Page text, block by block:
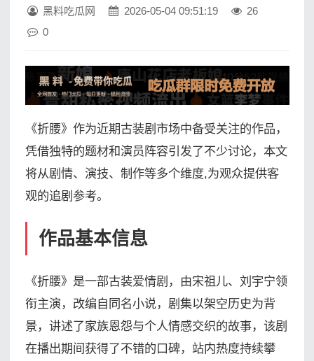
黑料吃瓜网 2026-05-04 09:51:19
26
0
《折腰》作为近期古装剧市场中备受关注的作品，
凭借独特的题材和演员阵容引发了不少讨论，本文
将从剧情、演技、制作等多个维度,为观众提供客
观的追剧参考。
作品基本信息
《折腰》是一部古装爱情剧，由宋祖儿、刘宇宁领
衔主演，改编自同名小说，剧集以架空历史为背
景，讲述了家族恩怨与个人情感交织的故事，该剧
在播出期间获得了不错的口碑，站内热度持续攀